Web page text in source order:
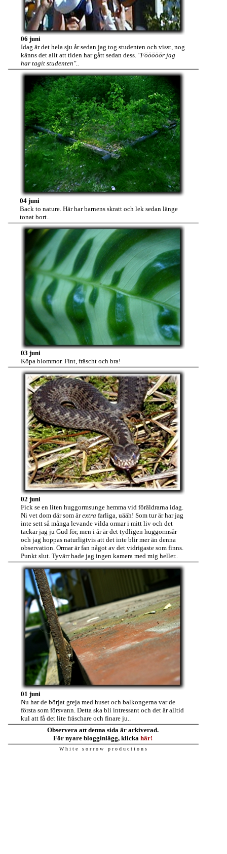
06 juni
Idag är det hela sju år sedan jag tog studenten och visst, nog
känns det allt att tiden har gått sedan dess. "Fööööör jag
har tagit studenten"..
04 juni
Back to nature. Här har barnens skratt och lek sedan länge
tonat bort..
03 juni
Köpa blommor. Fint, fräscht och bra!
02 juni
Fick se en liten huggormsunge hemma vid föräldrarna idag.
Ni vet dom där som ärextra farliga, uääh! Som tur är har jag
inte sett så många levande vilda ormar i mitt liv och det
tackar jag ju Gud för, men i år är det tydligen huggormsår
och jag hoppas naturligtvis att det inte blir mer än denna
observation. Ormar är fan något av det vidrigaste som finns.
Punkt slut. Tyvärr hade jag ingen kamera med mig heller..
01 juni
Nu har de börjat greja med huset och balkongerna var de
första som försvann. Detta ska bli intressant och det är alltid
kul att få det lite fräschare och finare ju..
Observera att denna sida är arkiverad.
För nyare blogginlägg, klicka här!
W h i t e s o r r o w p r o d u c t i o n s